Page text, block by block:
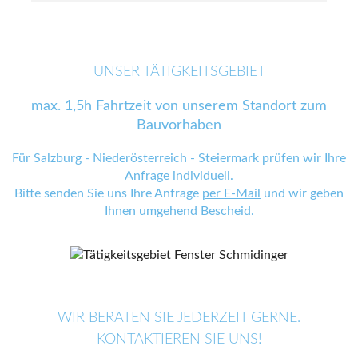
UNSER TÄTIGKEITSGEBIET
max. 1,5h Fahrtzeit von unserem Standort zum
Bauvorhaben
Für Salzburg - Niederösterreich - Steiermark prüfen wir Ihre
Anfrage individuell.
Bitte senden Sie uns Ihre Anfrage per E-Mail
und wir geben
Ihnen umgehend Bescheid.
WIR BERATEN SIE JEDERZEIT GERNE.
KONTAKTIEREN SIE UNS!